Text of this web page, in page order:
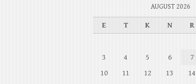
AUGUST 2026
E T K N R
3
4 5 6 7
10
11 12 13 14